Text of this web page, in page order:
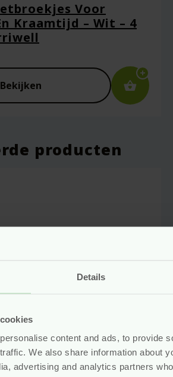
Details
content and ads, to provide
We also share information about
advertising and analytics partners
Voor
Kraamtijd – Wit – 4
Bekijken
producten
–